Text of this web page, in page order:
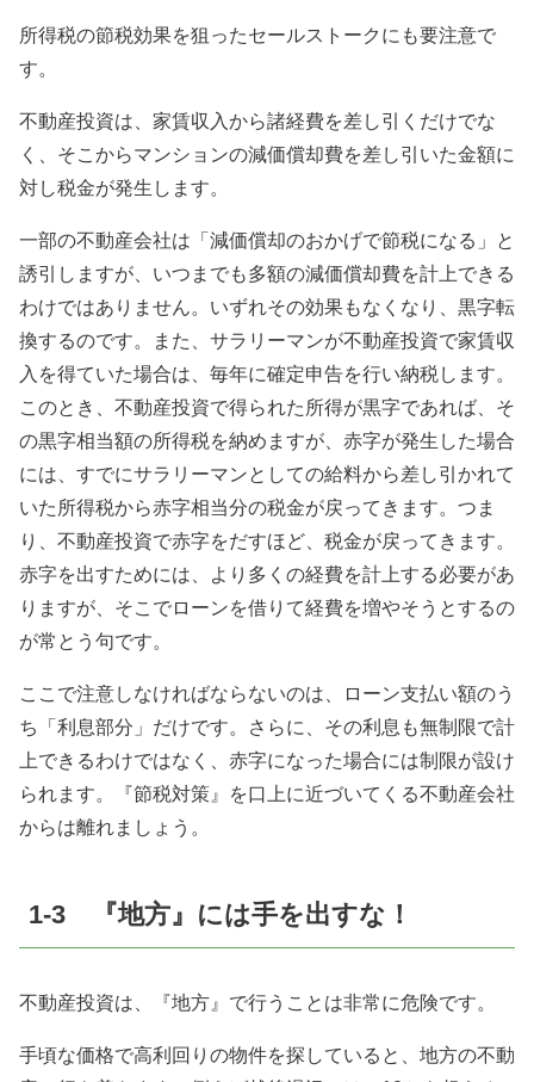
所得税の節税効果を狙ったセールストークにも要注意で
す。
不動産投資は、家賃収入から諸経費を差し引くだけでな
く、そこからマンションの減価償却費を差し引いた金額に
対し税金が発生します。
一部の不動産会社は「減価償却のおかげで節税になる」と
誘引しますが、いつまでも多額の減価償却費を計上できる
わけではありません。いずれその効果もなくなり、黒字転
換するのです。また、サラリーマンが不動産投資で家賃収
入を得ていた場合は、毎年に確定申告を行い納税します。
このとき、不動産投資で得られた所得が黒字であれば、そ
の黒字相当額の所得税を納めますが、赤字が発生した場合
には、すでにサラリーマンとしての給料から差し引かれて
いた所得税から赤字相当分の税金が戻ってきます。つま
り、不動産投資で赤字をだすほど、税金が戻ってきます。
赤字を出すためには、より多くの経費を計上する必要があ
りますが、そこでローンを借りて経費を増やそうとするの
が常とう句です。
ここで注意しなければならないのは、ローン支払い額のう
ち「利息部分」だけです。さらに、その利息も無制限で計
上できるわけではなく、赤字になった場合には制限が設け
られます。『節税対策』を口上に近づいてくる不動産会社
からは離れましょう。
1-3 『地方』には手を出すな！
不動産投資は、『地方』で行うことは非常に危険です。
手頃な価格で高利回りの物件を探していると、地方の不動